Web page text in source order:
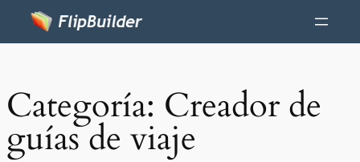
Categoría: Creador de
guías de viaje